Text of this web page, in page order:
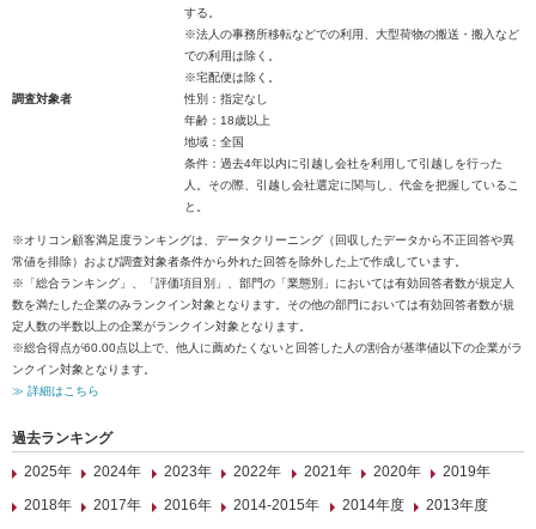
する。
※法人の事務所移転などでの利用、大型荷物の搬送・搬入など
での利用は除く。
※宅配便は除く。
調査対象者
性別：指定なし
年齢：18歳以上
地域：全国
条件：過去4年以内に引越し会社を利用して引越しを行った
人。その際、引越し会社選定に関与し、代金を把握しているこ
と。
※オリコン顧客満足度ランキングは、データクリーニング（回収したデータから不正回答や異
常値を排除）および調査対象者条件から外れた回答を除外した上で作成しています。
※「総合ランキング」、「評価項目別」、部門の「業態別」においては有効回答者数が規定人
数を満たした企業のみランクイン対象となります。その他の部門においては有効回答者数が規
定人数の半数以上の企業がランクイン対象となります。
※総合得点が60.00点以上で、他人に薦めたくないと回答した人の割合が基準値以下の企業がラ
ンクイン対象となります。
≫ 詳細はこちら
過去ランキング
2025年
2024年 2023年 2022年 2021年 2020年
2019年
2018年
2017年 2016年 2014-2015年 2014年度
2013年度